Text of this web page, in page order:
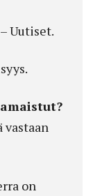
– Uutiset.
on